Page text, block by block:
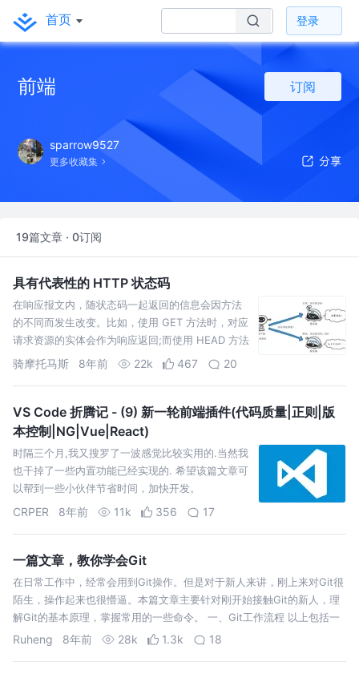
首页 登录
前端 订阅
sparrow9527
更多收藏集
19篇文章 · 0订阅
具有代表性的 HTTP 状态码
在响应报文内，随状态码一起返回的信息会因方法
的不同而发生改变。比如，使用 GET 方法时，对应
请求资源的实体会作为响应返回;而使用 HEAD 方法
时，对应请求资源的实体首部不随报文主体作为响
骑摩托马斯 8年前 22k 467 20
VS Code 折腾记 - (9) 新一轮前端插件(代码质量|正则|版
本控制|NG|Vue|React)
时隔三个月,我又搜罗了一波感觉比较实用的.当然我
也干掉了一些内置功能已经实现的. 希望该篇文章可
以帮到一些小伙伴节省时间，加快开发。
CRPER 8年前 11k 356 17
一篇文章，教你学会Git
在日常工作中，经常会用到Git操作。但是对于新人来讲，刚上来对Git很
陌生，操作起来也很懵逼。本篇文章主要针对刚开始接触Git的新人，理
解Git的基本原理，掌握常用的一些命令。 一、Git工作流程 以上包括一
些简单而常用的命令，但是先不关心这些，先来了解下面这4个专有名
Ruheng 8年前 28k 1.3k 18